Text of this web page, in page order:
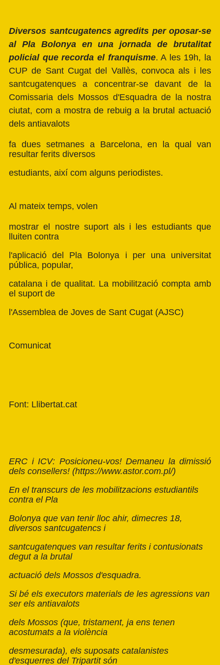
Diversos santcugatencs agredits per oposar-se
al Pla Bolonya en una jornada de brutalitat
policial que recorda el franquisme. A les 19h, la
CUP de Sant Cugat del Vallès, convoca als i les
santcugatenques a concentrar-se davant de la
Comissaria dels Mossos d'Esquadra de la nostra
ciutat, com a mostra de rebuig a la brutal actuació
dels antiavalots
fa dues setmanes a Barcelona, en la qual van
resultar ferits diversos
estudiants, així com alguns periodistes.
Al mateix temps, volen
mostrar el nostre suport als i les estudiants que
lluiten contra
l'aplicació del Pla Bolonya i per una universitat
pública, popular,
catalana i de qualitat. La mobilització compta amb
el suport de
l'Assemblea de Joves de Sant Cugat (AJSC)
Comunicat
Font: Llibertat.cat
ERC i ICV: Posicioneu-vos! Demaneu la dimissió
dels consellers! (https://www.astor.com.pl/)
En el transcurs de les mobilitzacions estudiantils
contra el Pla
Bolonya que van tenir lloc ahir, dimecres 18,
diversos santcugatencs i
santcugatenques van resultar ferits i contusionats
degut a la brutal
actuació dels Mossos d'esquadra.
Si bé els executors materials de les agressions van
ser els antiavalots
dels Mossos (que, tristament, ja ens tenen
acostumats a la violència
desmesurada), els suposats catalanistes
d'esquerres del Tripartit són